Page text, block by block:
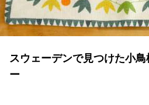
スウェーデンで見つけた小
ー